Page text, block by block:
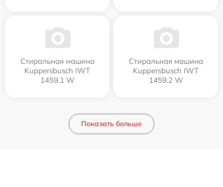
Стиральная машина
Kuppersbusch IWT
1459.1 W
Стиральная машина
Kuppersbusch IWT
1459.2 W
Показать больше